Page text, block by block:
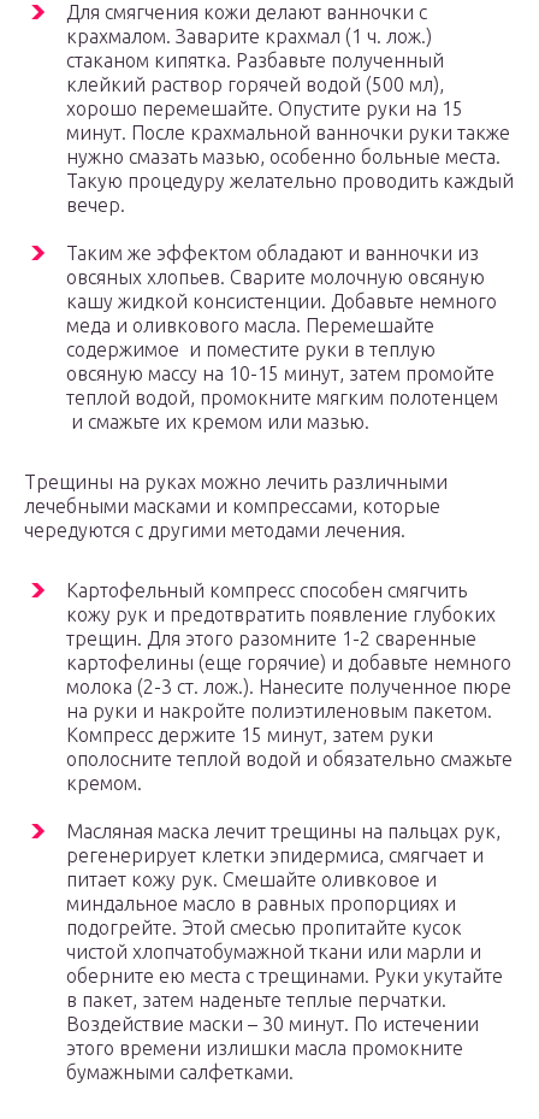
Для смягчения кожи делают ванночки с
крахмалом. Заварите крахмал (1 ч. лож.)
стаканом кипятка. Разбавьте полученный
клейкий раствор горячей водой (500 мл),
хорошо перемешайте. Опустите руки на 15
минут. После крахмальной ванночки руки также
нужно смазать мазью, особенно больные места.
Такую процедуру желательно проводить каждый
вечер.
Таким же эффектом обладают и ванночки из
овсяных хлопьев. Сварите молочную овсяную
кашу жидкой консистенции. Добавьте немного
меда и оливкового масла. Перемешайте
содержимое и поместите руки в теплую
овсяную массу на 10-15 минут, затем промойте
теплой водой, промокните мягким полотенцем
и смажьте их кремом или мазью.
Трещины на руках можно лечить различными
лечебными масками и компрессами, которые
чередуются с другими методами лечения.
Картофельный компресс способен смягчить
кожу рук и предотвратить появление глубоких
трещин. Для этого разомните 1-2 сваренные
картофелины (еще горячие) и добавьте немного
молока (2-3 ст. лож.). Нанесите полученное пюре
на руки и накройте полиэтиленовым пакетом.
Компресс держите 15 минут, затем руки
ополосните теплой водой и обязательно смажьте
кремом.
Масляная маска лечит трещины на пальцах рук,
регенерирует клетки эпидермиса, смягчает и
питает кожу рук. Смешайте оливковое и
миндальное масло в равных пропорциях и
подогрейте. Этой смесью пропитайте кусок
чистой хлопчатобумажной ткани или марли и
оберните ею места с трещинами. Руки укутайте
в пакет, затем наденьте теплые перчатки.
Воздействие маски – 30 минут. По истечении
этого времени излишки масла промокните
бумажными салфетками.